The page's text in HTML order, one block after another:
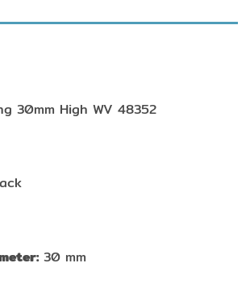
30mm High WV 48352
30 mm